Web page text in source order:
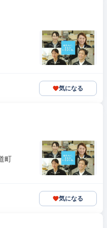
気になる
町
気になる